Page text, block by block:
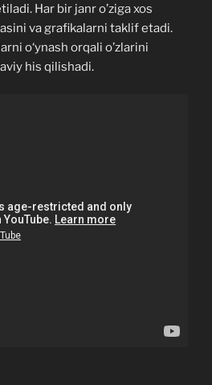
Har bir janr o’ziga xos
va grafikalarni taklif etadi.
o‘ynash orqali o’zlarini
his qilishadi.